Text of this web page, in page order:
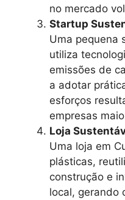
no mercado
Startup
Uma pequena
utiliza
emissões de
a adotar
esforços
empresas
Loja
Uma loja em
plásticas,
construção e
local, gerando